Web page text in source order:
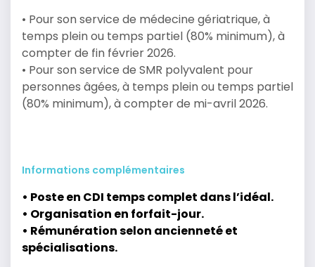
• Pour son service de médecine gériatrique, à
temps plein ou temps partiel (80% minimum), à
compter de fin février 2026.
• Pour son service de SMR polyvalent pour
personnes âgées, à temps plein ou temps partiel
(80% minimum), à compter de mi-avril 2026.
Informations complémentaires
• Poste en CDI temps complet dans l’idéal.
• Organisation en forfait-jour.
• Rémunération selon ancienneté et
spécialisations.